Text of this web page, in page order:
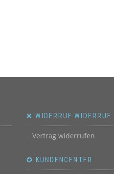
❌ WIDERRUF WIDERRUF
Vertrag widerrufen
✪ KUNDENCENTER